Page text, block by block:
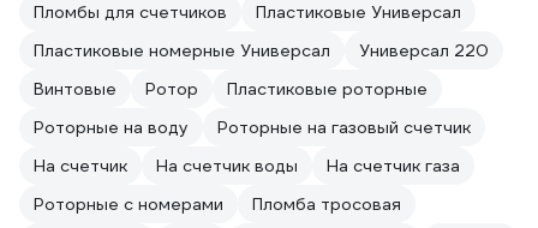
Пломбы для счетчиков
Пластиковые Универсал
Пластиковые номерные Универсал
Универсал 220
Винтовые
Ротор
Пластиковые роторные
Роторные на воду
Роторные на газовый счетчик
На счетчик
На счетчик воды
На счетчик газа
Роторные с номерами
Пломба тросовая